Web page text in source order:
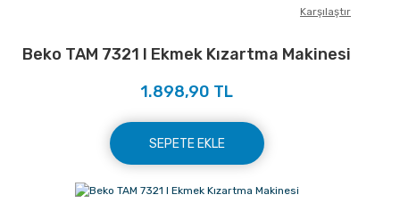
Karşılaştır
Beko TAM 7321 I Ekmek Kızartma Makinesi
1.898,90 TL
SEPETE EKLE